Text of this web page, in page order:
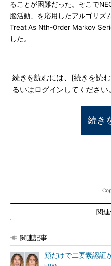
ることが困難だった。そこで
脳活動」を応用したアルゴリ
Treat As Nth-Order Markov
した。
続きを読むには、[続きを読
るいはログインしてください。
続き
関
関連記事
顔だけで二要素認証